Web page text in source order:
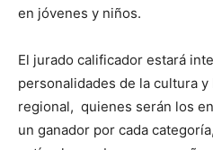
en jóvenes y niños.
El jurado calificador estará
personalidades de la cultura
regional, quienes serán los
un ganador por cada